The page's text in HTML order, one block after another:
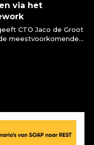
via het
CTO Jaco de Groot
meestvoorkomende
van BW5